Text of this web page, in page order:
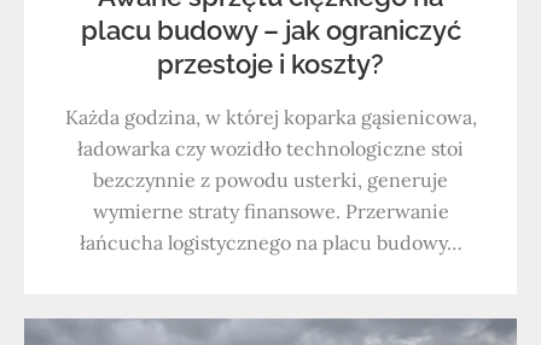
placu budowy – jak ograniczyć
przestoje i koszty?
Każda godzina, w której koparka gąsienicowa,
ładowarka czy wozidło technologiczne stoi
bezczynnie z powodu usterki, generuje
wymierne straty finansowe. Przerwanie
łańcucha logistycznego na placu budowy…